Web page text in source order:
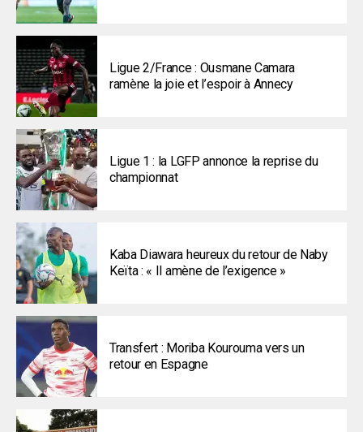
Ligue 2/France : Ousmane Camara
ramène la joie et l’espoir à Annecy
Ligue 1 : la LGFP annonce la reprise du
championnat
Kaba Diawara heureux du retour de Naby
Keïta : « Il amène de l’exigence »
Transfert : Moriba Kourouma vers un
retour en Espagne